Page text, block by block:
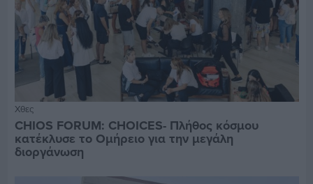
Χθες
CHIOS FORUM: CHOICES- Πλήθος κόσμου
κατέκλυσε το Ομήρειο για την μεγάλη
διοργάνωση